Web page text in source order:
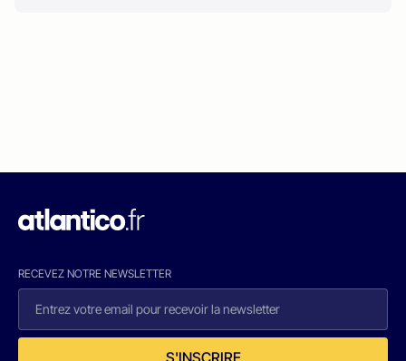
RECEVEZ NOTRE NEWSLETTER
S'INSCRIRE